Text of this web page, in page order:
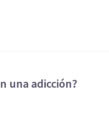
una adicción?